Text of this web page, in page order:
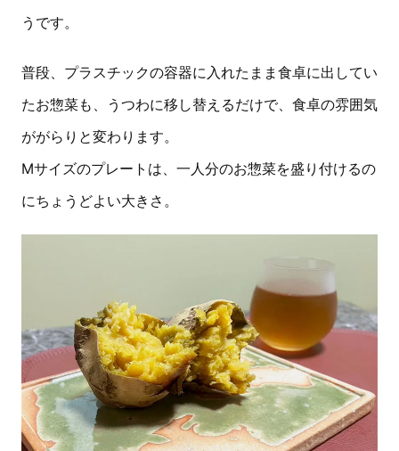
うです。
普段、プラスチックの容器に入れたまま食卓に出してい
たお惣菜も、うつわに移し替えるだけで、食卓の雰囲気
ががらりと変わります。
Mサイズのプレートは、一人分のお惣菜を盛り付けるの
にちょうどよい大きさ。